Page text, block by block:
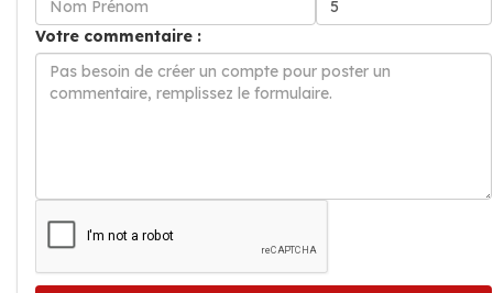
Votre commentaire :